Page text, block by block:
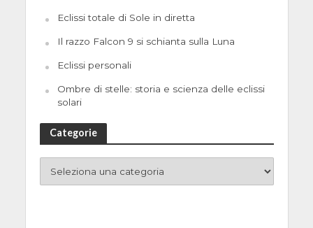
Eclissi totale di Sole in diretta
Il razzo Falcon 9 si schianta sulla Luna
Eclissi personali
Ombre di stelle: storia e scienza delle eclissi
solari
Categorie